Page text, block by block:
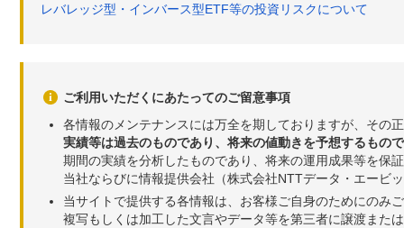
レバレッジ型・インバース型ETF等の投資リスクについて
ご利用いただくにあたってのご留意事項
各情報のメンテナンスには万全を期しておりますが、その
実績等は過去のものであり、将来の値動きを予想するもの
期間の実績を分析したものであり、将来の運用成果等を保
当社ならびに情報提供会社（株式会社NTTデータ・エービ
当サイトで提供する各情報は、お客様ご自身のためにのみ
複写もしくは加工した文言やデータ等を第三者に譲渡また